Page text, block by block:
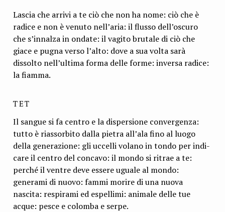
Lascia che arrivi a te ciò che non ha nome: ciò che è
radice e non è venuto nell’aria: il flusso dell’oscuro
che s’innalza in ondate: il vagito brutale di ciò che
giace e pugna verso l’alto: dove a sua volta sarà
dissolto nell’ultima forma del­le forme: inversa radice:
la fiamma.
TET
Il sangue si fa centro e la dispersione convergenza:
tutto è riassorbito dalla pie­tra all’ala fino al luogo
della generazione: gli uccelli volano in tondo per indi­
care il centro del concavo: il mondo si ritrae a te:
perché il ventre deve essere uguale al mondo:
generami di nuovo: fammi morire di una nuova
nascita: re­spirami ed espellimi: animale delle tue
acque: pesce e colomba e serpe.